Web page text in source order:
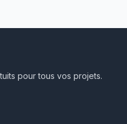
pour tous vos projets.